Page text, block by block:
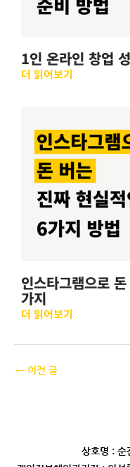
1인 온라인 창업
더 읽어보기
인스타그램으로
가지
더 읽어보기
← 이전 글
상호명 : 순